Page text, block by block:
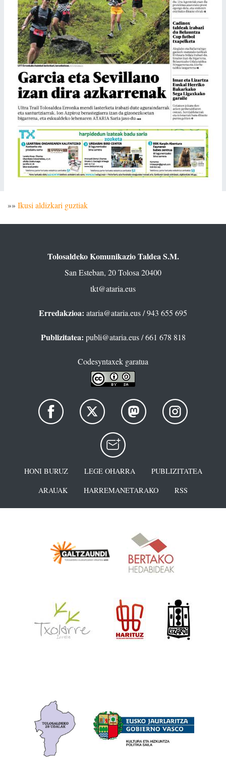
»» Ikusi aldizkari guztiak
Tolosaldeko Komunikazio Taldea S.M.
San Esteban, 20 Tolosa 20400
tkt@ataria.eus
Erredakzioa: ataria@ataria.eus/ 943 655 695
Publizitatea: publi@ataria.eus/ 661 678 818
Codesyntaxek garatua
HONI BURUZ LEGE OHARRA
PUBLIZITATEA
ARAUAK
HARREMANETARAKO RSS